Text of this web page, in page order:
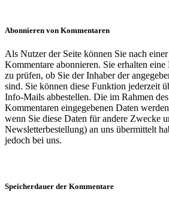
Abonnieren von Kommentaren
Als Nutzer der Seite können Sie nach
Kommentare abonnieren. Sie erhalten
zu prüfen, ob Sie der Inhaber der
sind. Sie können diese Funktion jederzeit
Info-Mails abbestellen. Die im Rahmen
Kommentaren eingegebenen Daten
wenn Sie diese Daten für andere Zwecke
Newsletterbestellung) an uns übermittelt
jedoch bei uns.
Speicherdauer der Kommentare